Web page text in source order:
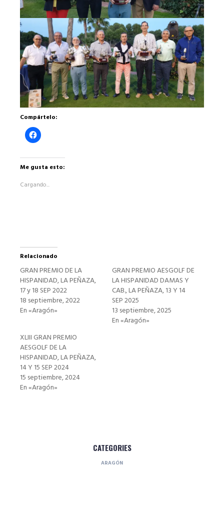
Compártelo:
Haz
clic
en
Facebook
en
Me gusta esto:
Cargando...
Relacionado
GRAN PREMIO DE LA
HISPANIDAD, LA PEÑAZA,
17 y 18 SEP 2022
18 septiembre, 2022
En «Aragón»
GRAN PREMIO AESGOLF DE
LA HISPANIDAD DAMAS Y
CAB., LA PEÑAZA, 13 Y 14
SEP 2025
13 septiembre, 2025
En «Aragón»
XLIII GRAN PREMIO
AESGOLF DE LA
HISPANIDAD, LA PEÑAZA,
14 Y 15 SEP 2024
15 septiembre, 2024
En «Aragón»
CATEGORIES
ARAGÓN